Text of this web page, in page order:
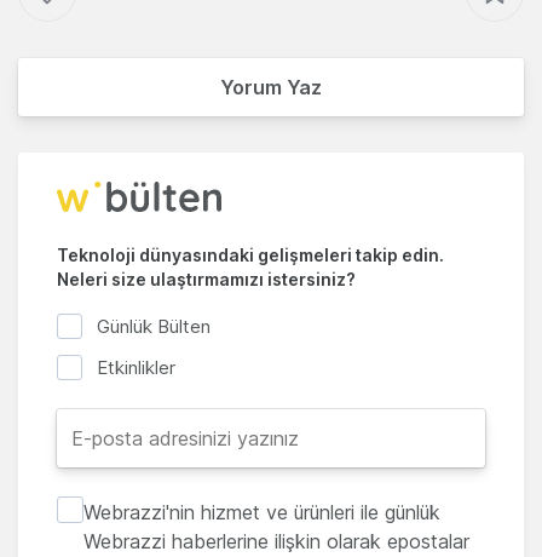
Yorum Yaz
Teknoloji dünyasındaki gelişmeleri takip edin.
Neleri size ulaştırmamızı istersiniz?
Günlük Bülten
Etkinlikler
Webrazzi'nin hizmet ve ürünleri ile günlük
Webrazzi haberlerine ilişkin olarak epostalar